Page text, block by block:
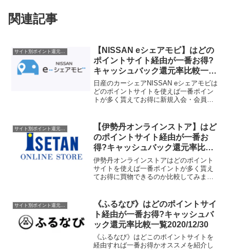
関連記事
サイト別ポイント還元率一覧
【NISSAN eシェアモビ】はどの
ポイントサイト経由が一番お得?
キャッシュバック還元率比較一覧
2019/8/15
日産のカーシェアNISSAN eシェアモビは
どのポイントサイトを使えば一番ポイン
トが多く貰えてお得に新規入会・会員登
ん。ポイントサイト名還元率・還元ポイ
ント取扱なし取扱な...
【伊勢丹オンラインストア】はど
のポイントサイト経由が一番お
得?キャッシュバック還元率比較
一覧2019/12/15
伊勢丹オンラインストアはどのポイント
サイトを使えば一番ポイントが多く貰え
てお得に買物できるのか比較してみまし
中)1.0%→3.0%(ポイントアップ
中)1.0%1.0%...
《ふるなび》はどのポイントサイ
ト経由が一番お得?キャッシュバ
ック還元率比較一覧2020/12/30
《ふるなび》はどこのポイントサイトを
経由すれば一番お得かオススメを紹介し